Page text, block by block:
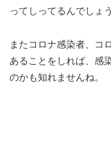
ってしってるんでしょう
またコロナ感染者、コ
あることをしれば、感
のかも知れませんね。